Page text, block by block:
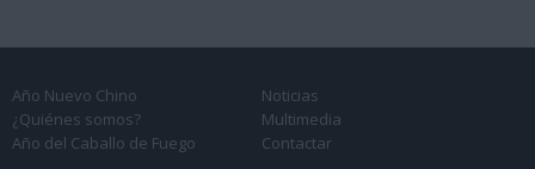
Año Nuevo Chino
¿Quiénes somos?
Año del Caballo de Fuego
Noticias
Multimedia
Contactar